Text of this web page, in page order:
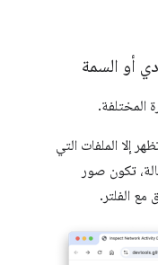
أو السمة
المختلفة.
إلا الملفات التي
تكون صور